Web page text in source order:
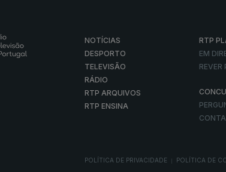
NOTÍCIAS
DESPORTO
TELEVISÃO
RÁDIO
RTP ARQUIVOS
RTP ENSINA
RTP
EM
REVER
POLÍTICA DE PRIVACIDADE POLÍTICA DE